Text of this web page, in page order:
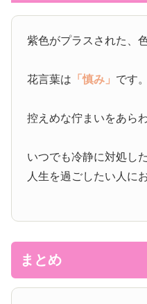
紫色がプラスされた、
花言葉は 「慎み」 です。
控えめな佇まいをあら
いつでも冷静に対処し
人生を過ごしたい人に
まとめ